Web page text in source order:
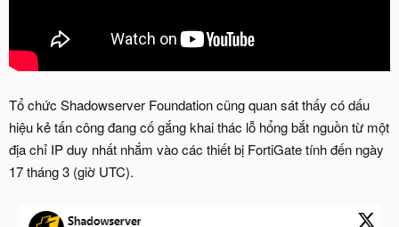
Tổ chức Shadowserver Foundation cũng quan sát thấy có dấu
hiệu kẻ tấn công đang cố gắng khai thác lỗ hổng bắt nguồn từ một
địa chỉ IP duy nhất nhắm vào các thiết bị FortiGate tính đến ngày
17 tháng 3 (giờ UTC).